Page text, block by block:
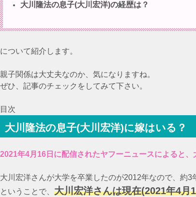
大川隆法の息子(大川宏洋)の経歴は？
について紹介します。
親子関係は大丈夫なのか、気になりますね。
ぜひ、記事のチェックをしてみて下さい。
目次
大川隆法の息子(大川宏洋)に嫁はいる？
2021年4月16日に配信されたヤフーニュースによると
大川宏洋さんが大学を卒業したのが2012年なので、約3
ということで、 大川宏洋さんは現在(2021年4月